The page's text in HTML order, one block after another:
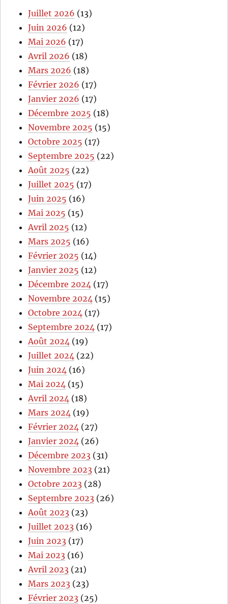
Juillet 2026 (13)
Juin 2026 (12)
Mai 2026 (17)
Avril 2026 (18)
Mars 2026 (18)
Février 2026 (17)
Janvier 2026 (17)
Décembre 2025 (18)
Novembre 2025 (15)
Octobre 2025 (17)
Septembre 2025 (22)
Août 2025 (22)
Juillet 2025 (17)
Juin 2025 (16)
Mai 2025 (15)
Avril 2025 (12)
Mars 2025 (16)
Février 2025 (14)
Janvier 2025 (12)
Décembre 2024 (17)
Novembre 2024 (15)
Octobre 2024 (17)
Septembre 2024 (17)
Août 2024 (19)
Juillet 2024 (22)
Juin 2024 (16)
Mai 2024 (15)
Avril 2024 (18)
Mars 2024 (19)
Février 2024 (27)
Janvier 2024 (26)
Décembre 2023 (31)
Novembre 2023 (21)
Octobre 2023 (28)
Septembre 2023 (26)
Août 2023 (23)
Juillet 2023 (16)
Juin 2023 (17)
Mai 2023 (16)
Avril 2023 (21)
Mars 2023 (23)
Février 2023 (25)